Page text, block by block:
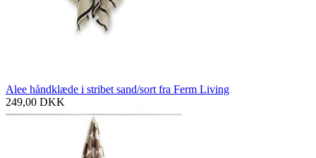
Alee håndklæde i stribet sand/sort fra Ferm Living
249,00 DKK